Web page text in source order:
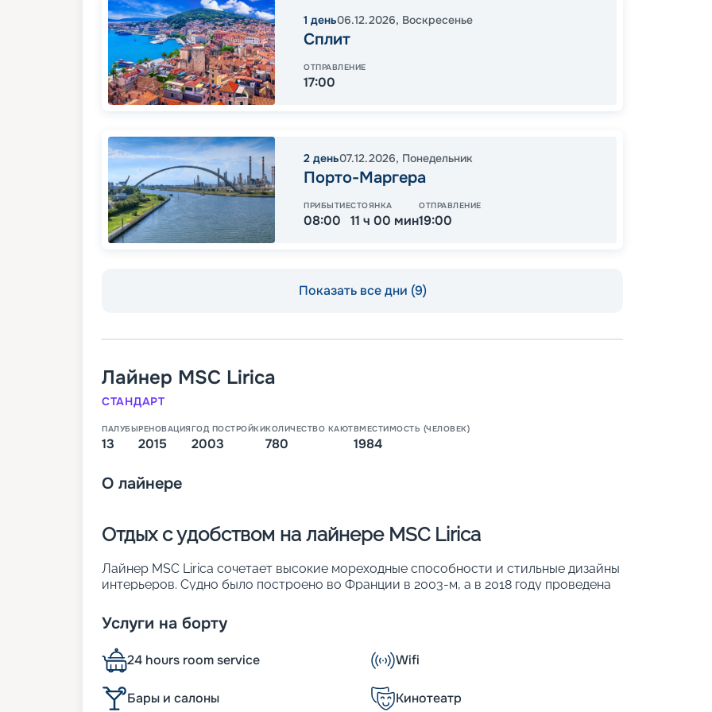
1 день06.12.2026, Воскресенье
Сплит
ОТПРАВЛЕНИЕ
17:00
2 день07.12.2026, Понедельник
Порто-Маргера
ПРИБЫТИЕ
08:00
СТОЯНКА
11 ч 00 мин
ОТПРАВЛЕНИЕ
19:00
Показать все дни (9)
Лайнер MSC Lirica
СТАНДАРТ
ПАЛУБЫ
13
РЕНОВАЦИЯ
2015
ГОД ПОСТРОЙКИ
2003
КОЛИЧЕСТВО КАЮТ
780
ВМЕСТИМОСТЬ (ЧЕЛОВЕК)
1984
О лайнере
Отдых с удобством на лайнере MSC Lirica
Лайнер MSC Lirica сочетает высокие мореходные способности и стильные дизайны
интерьеров. Судно было построено во Франции в 2003-м, а в 2018 году проведена
обставленных каютах можно заселить до 1 984 человек. Основные характеристики
лайнера:
• ширина – 29 м;
• длина – 275 м;
• водоизмещение – около 65,6 тыс. т;
Услуги на борту
24 hours room service Wifi
Бары и салоны Кинотеатр